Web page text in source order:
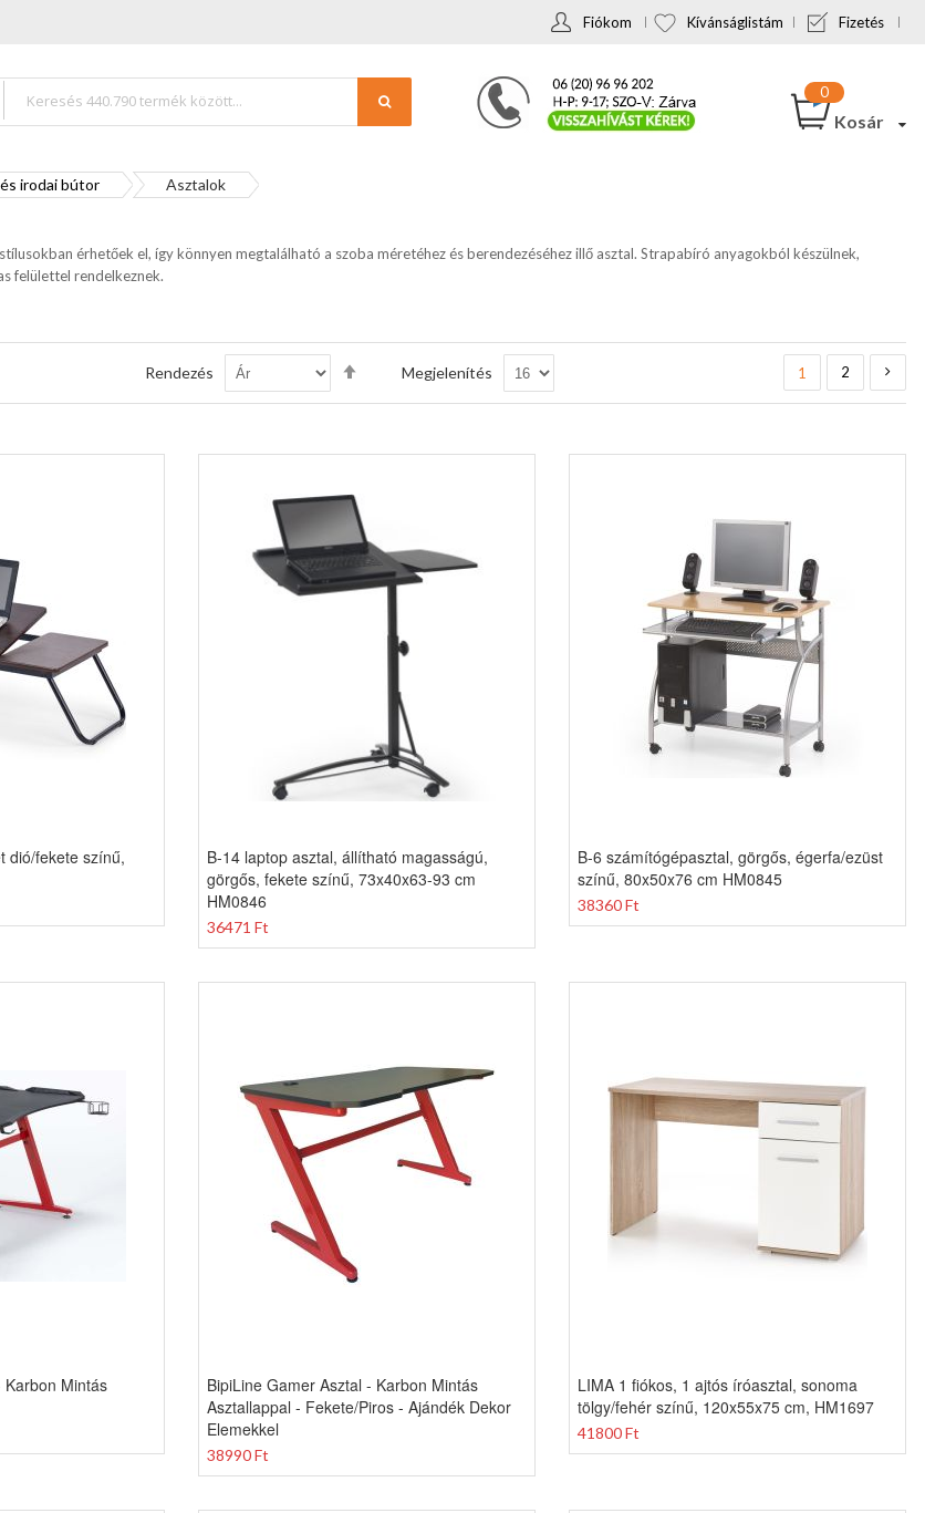
Fiókom Kívánságlistám Fizetés
Kosár
irodai bútor Asztalok
érhetőek el, így könnyen megtalálható a szoba méretéhez és berendezéséhez illő asztal. Strapabíró anyagokból készülnek,
felülettel rendelkeznek.
Rendezés
Csökkenő
sorrendbe
Megjelenítés
Oldal
You're currently
1
Oldal
2
dió/fekete színű,
B-14 laptop asztal, állítható magasságú,
görgős, fekete színű, 73x40x63-93 cm
HM0846
36471 Ft
B-6 számítógépasztal, görgős, égerfa/ezüst
színű, 80x50x76 cm HM0845
38360 Ft
Karbon Mintás
BipiLine Gamer Asztal - Karbon Mintás
Asztallappal - Fekete/Piros - Ajándék Dekor
Elemekkel
38990 Ft
LIMA 1 fiókos, 1 ajtós íróasztal, sonoma
tölgy/fehér színű, 120x55x75 cm, HM1697
41800 Ft